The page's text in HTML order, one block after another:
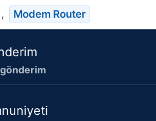
, Modem Router
gönderim